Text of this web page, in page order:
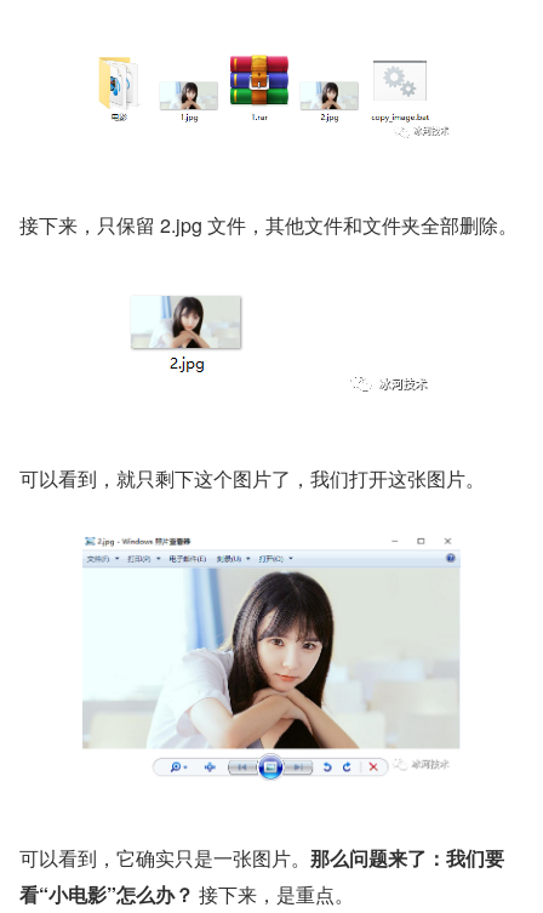
接下来，只保留 2.jpg 文件，其他文件和文件夹全部删除。
可以看到，就只剩下这个图片了，我们打开这张图片。
可以看到，它确实只是一张图片。 那么问题来了：我们要
看“小电影”怎么办？ 接下来，是重点。